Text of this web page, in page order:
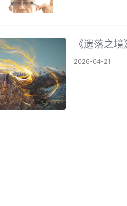
《遗落之
2026-04-21